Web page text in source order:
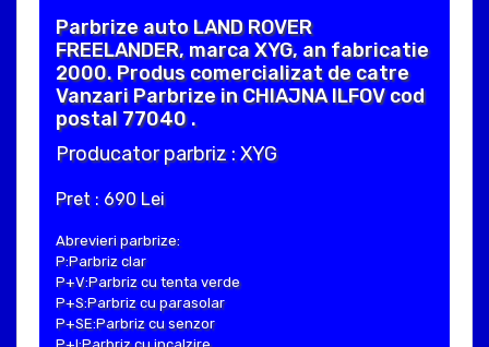
Parbrize auto LAND ROVER
FREELANDER, marca XYG, an fabricatie
2000. Produs comercializat de catre
Vanzari Parbrize in CHIAJNA ILFOV cod
postal 77040 .
Producator parbriz : XYG
Pret : 690 Lei
Abrevieri parbrize:
P:Parbriz clar
P+V:Parbriz cu tenta verde
P+S:Parbriz cu parasolar
P+SE:Parbriz cu senzor